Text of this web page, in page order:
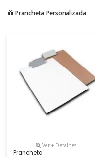
Prancheta Personalizada
Ver + Detalhes
Prancheta